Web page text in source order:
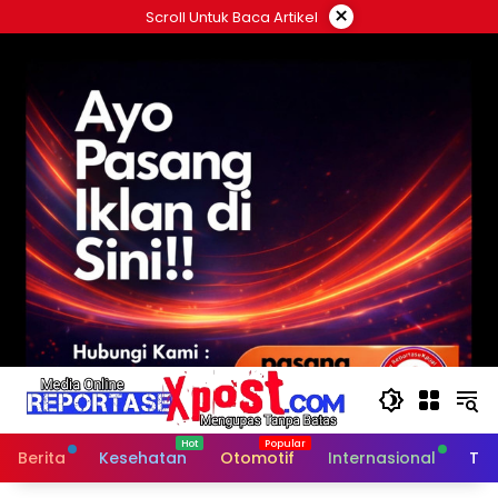
ke
Scroll Untuk Baca Artikel ×
Berita Kesehatan Otomotif Internasional